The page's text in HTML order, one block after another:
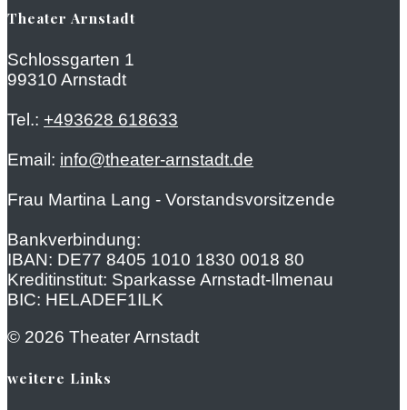
Theater Arnstadt
Schlossgarten 1
99310 Arnstadt
Tel.: +493628 618633
Email: info@theater-arnstadt.de
Frau Martina Lang - Vorstandsvorsitzende
Bankverbindung:
IBAN: DE77 8405 1010 1830 0018 80
Kreditinstitut: Sparkasse Arnstadt-Ilmenau
BIC: HELADEF1ILK
© 2026 Theater Arnstadt
weitere Links